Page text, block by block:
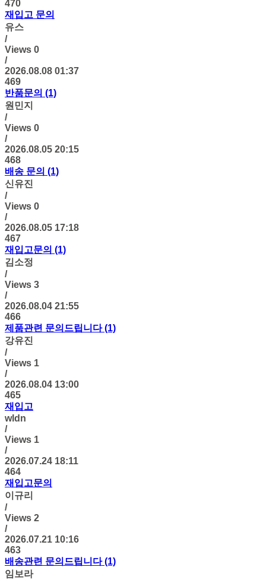
470
재입고 문의
유스
/
Views 0
/
2026.08.08 01:37
469
반품문의 (1)
원민지
/
Views 0
/
2026.08.05 20:15
468
배송 문의 (1)
신유진
/
Views 0
/
2026.08.05 17:18
467
재입고문의 (1)
김소정
/
Views 3
/
2026.08.04 21:55
466
제품관련 문의드립니다 (1)
강유진
/
Views 1
/
2026.08.04 13:00
465
재입고
wldn
/
Views 1
/
2026.07.24 18:11
464
재입고문의
이규리
/
Views 2
/
2026.07.21 10:16
463
배송관련 문의드립니다 (1)
임보라